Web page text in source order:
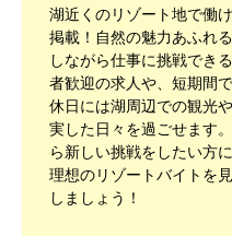
湖近くのリゾート地で働
掲載！自然の魅力あふれ
しながら仕事に挑戦でき
者歓迎の求人や、短期間
休日には湖周辺での観光
実した日々を過ごせます
ら新しい挑戦をしたい方
理想のリゾートバイトを
しましょう！